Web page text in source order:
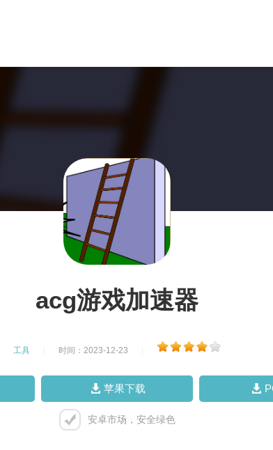
acg游戏加速器
工具 时间：2023-12-23
苹果下载
安卓市场，安全绿色